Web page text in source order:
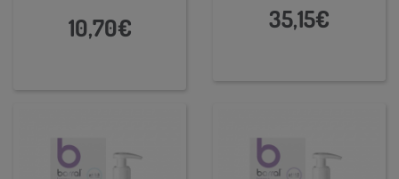
10,70€
Loção Prevenção de Estrias 200 mL
35,15€